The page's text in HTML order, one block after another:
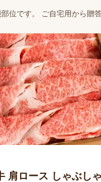
位です。 ご自宅用から贈
肩ロース しゃぶし